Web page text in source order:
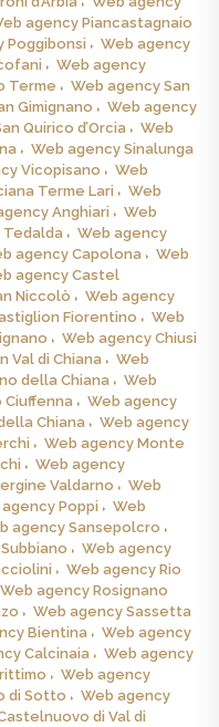
agency Piancastagnaio
Poggibonsi
Web agency
Web agency
Terme
Web agency San
Gimignano
Web agency
Quirico d’Orcia
Web
Web agency Sinalunga
Vicopisano
Web
Terme Lari
Web
Anghiari
Web
Tedalda
Web agency
agency Capolona
Web
agency Castel
Niccolò
Web agency
Fiorentino
Web
Web agency Chiusi
Val di Chiana
Web
della Chiana
Web
Ciuffenna
Web agency
Chiana
Web agency
Web agency Monte
Web agency
Valdarno
Web
Poppi
Web
agency Sansepolcro
Web agency
Web agency Rio
Web agency Rosignano
Web agency Sassetta
Bientina
Web agency
Calcinaia
Web agency
Web agency
di Sotto
Web agency
di Val di